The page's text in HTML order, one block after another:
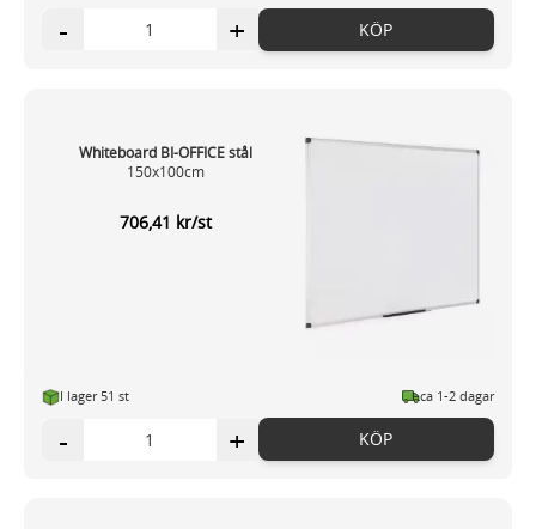
- + KÖP
Whiteboard BI-OFFICE stål
150x100cm
706,41 kr/st
I lager 51 st ca 1-2 dagar
- + KÖP